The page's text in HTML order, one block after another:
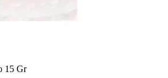
15 Gr